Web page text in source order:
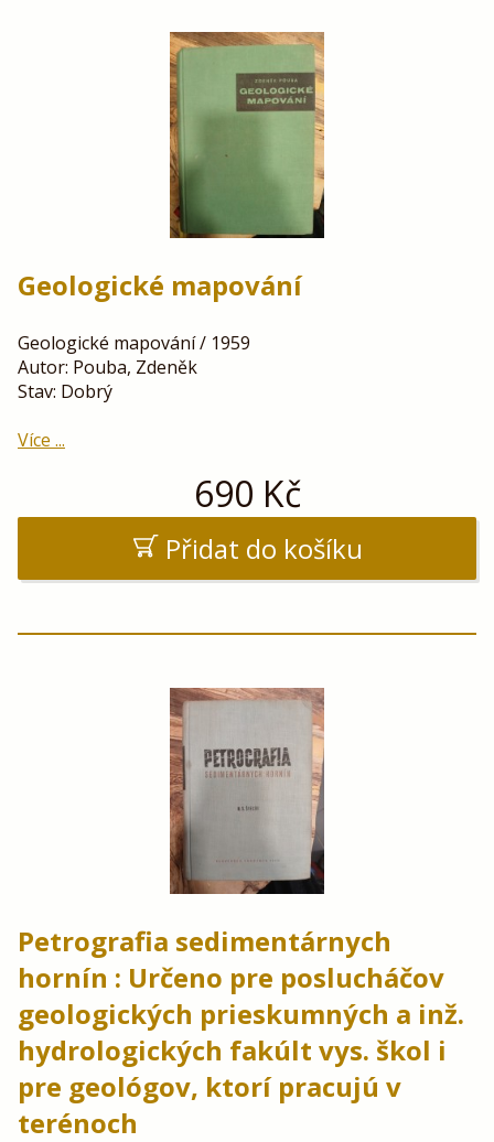
Geologické mapování
Geologické mapování / 1959
Autor: Pouba, Zdeněk
Stav: Dobrý
Více ...
690 Kč
Přidat do košíku
Petrografia sedimentárnych
hornín : Určeno pre poslucháčov
geologických prieskumných a inž.
hydrologických fakúlt vys. škol i
pre geológov, ktorí pracujú v
terénoch